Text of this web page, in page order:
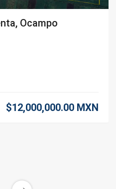
Ocampo
$12,000,000.00 MXN